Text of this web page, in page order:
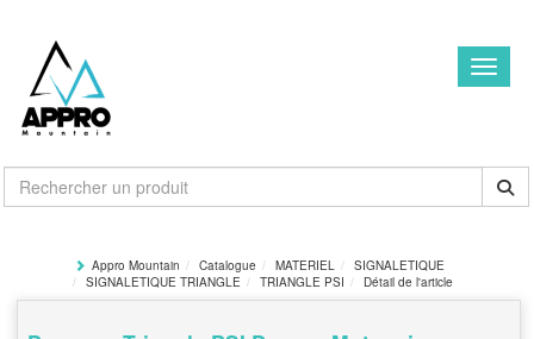
Appro Mountain Catalogue MATERIEL
SIGNALETIQUE
SIGNALETIQUE TRIANGLE
TRIANGLE PSI Détail de l'article